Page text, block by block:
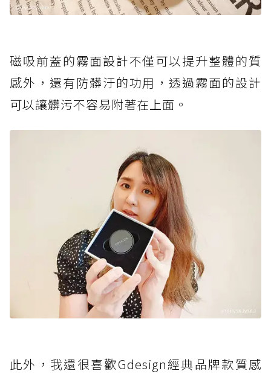
磁吸前蓋的霧面設計不僅可以提升整體的質
感外，還有防髒汙的功用，透過霧面的設計
可以讓髒污不容易附著在上面。
此外，我還很喜歡Gdesign經典品牌款質感